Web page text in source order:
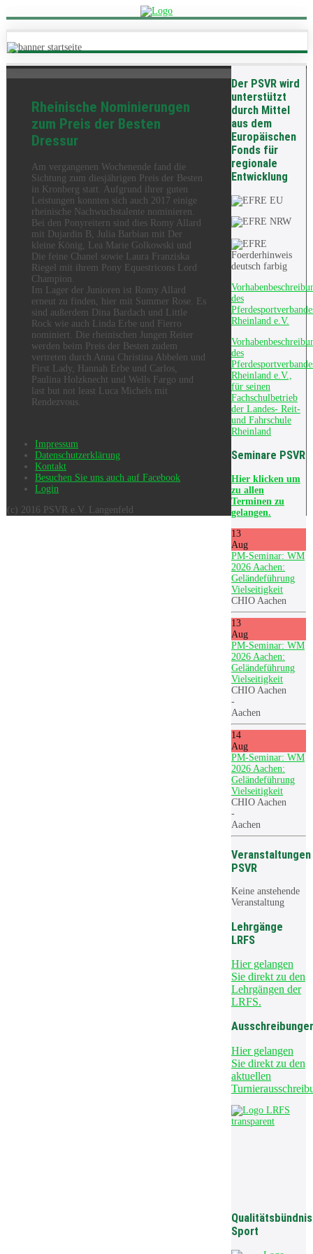
Der PSVR wird
unterstützt
durch Mittel
aus dem
Europäischen
Fonds für
regionale
Entwicklung
des
Rheinland e.V.
des
Rheinland e.V.,
für seinen
Fachschulbetrieb
der Landes- Reit-
und Fahrschule
Rheinland
Seminare PSVR
Hierklicken um
zu allen
Terminen zu
gelangen.
13
Aug
PM-Seminar: WM
2026 Aachen:
Geländeführung
Vielseitigkeit
CHIO Aachen
13
Aug
PM-Seminar: WM
2026 Aachen:
Geländeführung
Vielseitigkeit
CHIO Aachen
-
Aachen
14
Aug
PM-Seminar: WM
2026 Aachen:
Geländeführung
Vielseitigkeit
CHIO Aachen
-
Aachen
Veranstaltungen
PSVR
Keine anstehende
Veranstaltung
Lehrgänge
LRFS
Hier gelangen
Sie direkt zu den
Lehrgängen der
LRFS.
Hier gelangen
Sie direkt zu den
aktuellen
Qualitätsbündnis
Sport
Rheinische Nominierungen
zum Preis der Besten
Dressur
Am vergangenen Wochenende fand die
Sichtung zum diesjährigen Preis der Besten
in Kronberg statt. Aufgrund ihrer guten
Leistungen konnten sich auch 2017 einige
rheinische Nachwuchstalente nominieren.
Bei den Ponyreitern sind dies Romy Allard
mit Dujardin B, Julia Barbian mit Der
kleine König, Lea Marie Golkowski und
Die feine Chanel sowie Laura Franziska
Riegel mit ihrem Pony Equestricons Lord
Champion.
Im Lager der Junioren ist Romy Allard
erneut zu finden, hier mit Summer Rose. Es
sind außerdem Dina Bardach und Little
Rock wie auch Linda Erbe und Fierro
nominiert. Die rheinischen Jungen Reiter
werden beim Preis der Besten zudem
vertreten durch Anna Christina Abbelen und
First Lady, Hannah Erbe und Carlos,
Paulina Holzknecht und Wells Fargo und
last but not least Luca Michels mit
Rendezvous.
Impressum
Datenschutzerklärung
Kontakt
Besuchen Sie uns auch auf Facebook
Login
(c) 2016 PSVR e.V. Langenfeld